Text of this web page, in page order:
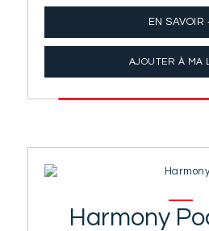
EN SAVOIR
AJOUTER À MA
Harmony